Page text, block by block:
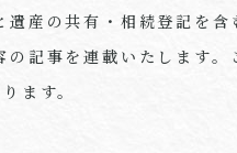
遺産の共有・相続登記を
の記事を連載いたします
ます。